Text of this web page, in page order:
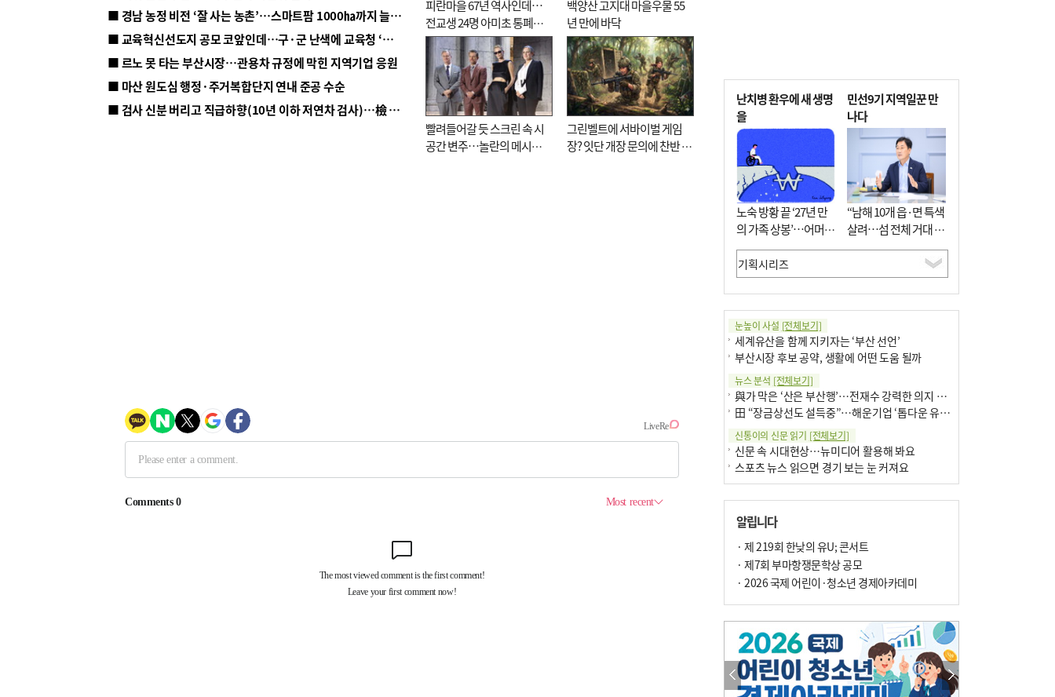
■ 경남 농정 비전 ‘잘 사는 농촌’…스마트팜 1000㏊까지 늘린다
■ 교육혁신선도지 공모 코앞인데…구·군 난색에 교육청 ‘쩔쩔’
■ 르노 못 타는 부산시장…관용차 규정에 막힌 지역기업 응원
■ 마산 원도심 행정·주거복합단지 연내 준공 수순
■ 검사 신분 버리고 직급하향(10년 이하 저연차 검사)…檢 중수청행 기피
피란마을 67년 역사인데…
전교생 24명 아미초 통폐합
기로
백양산 고지대 마을우물 55
년 만에 바닥
빨려들어갈 듯 스크린 속 시
공간 변주…놀란의 메시지
그린벨트에 서바이벌 게임
장? 잇단 개장 문의에 찬반 논
난치병 환우에 새 생명
을
노숙 방황 끝 ‘27년 만
의 가족 상봉’…어머니
와 행복 꿈꿔
민선9기 지역일꾼 만
나다
“남해 10개 읍·면 특색
살려…섬 전체 거대 정
원으로 조성”
눈높이 사설 [전체보기]
세계유산을 함께 지키자는 ‘부산 선언’
부산시장 후보 공약, 생활에 어떤 도움 될까
뉴스 분석 [전체보기]
與가 막은 ‘산은 부산행’…전재수 강력한 의지 표명 없인 공염불
田 “장금상선도 설득중”…해운기업 ‘톱다운 유치전’ 가속
신통이의 신문 읽기 [전체보기]
신문 속 시대현상…뉴미디어 활용해 봐요
스포츠 뉴스 읽으면 경기 보는 눈 커져요
구·군 승진 축하화분 관행 없애자니 소상공인 울상
팩트체크[전체보기]
의령 한우산 털중나리
한 손 뉴스[전체보기]
시민이 개발한 폭염 대응 앱 ‘그늘로’ 길안내 지도 등 인기
골목 맛집 발굴 고메 셀렉션…부산시, 페스티벌 시월 연계
알립니다
· 제 219회 한낮의 유U; 콘서트
· 제7회 부마항쟁문학상 공모
· 2026 국제 어린이·청소년 경제아카데미